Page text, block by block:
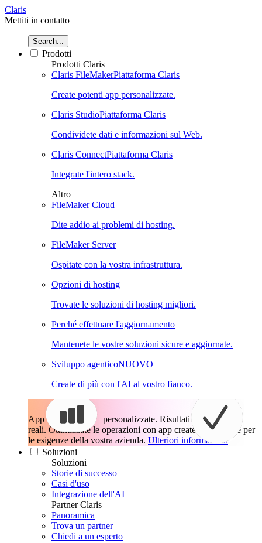
Claris
Mettiti in contatto
Search...
Prodotti
Prodotti Claris
Claris FileMakerPiattaforma Claris
Create potenti app personalizzate.
Claris StudioPiattaforma Claris
Condividete dati e informazioni sul Web.
Claris ConnectPiattaforma Claris
Integrate l'intero stack.
Altro
FileMaker Cloud
Dite addio ai problemi di hosting.
FileMaker Server
Ospitate con la vostra infrastruttura.
Opzioni di hosting
Trovate le soluzioni di hosting migliori.
Perché effettuare l'aggiornamento
Mantenete le vostre soluzioni sicure e aggiornate.
Sviluppo agenticoNUOVO
Create di più con l'AI al vostro fianco.
App
personalizzate. Risultati
reali. Ottimizzate le operazioni con app create esattamente per
le esigenze della vostra azienda. Ulteriori informazioni
Soluzioni
Soluzioni
Storie di successo
Casi d'uso
Integrazione dell'AI
Partner Claris
Panoramica
Trova un partner
Chiedi a un esperto